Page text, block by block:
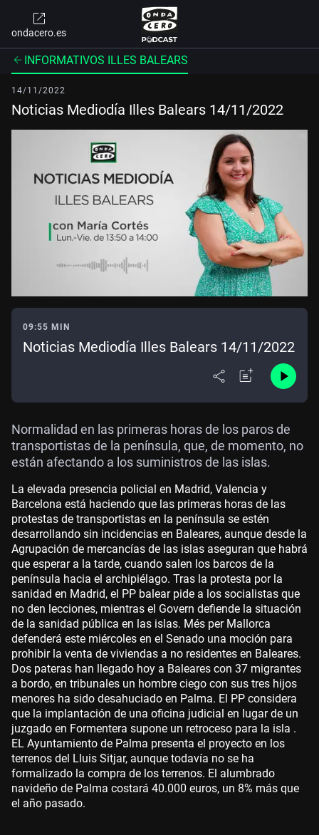
ondacero.es
INFORMATIVOS ILLES BALEARS
14/11/2022
Noticias Mediodía Illes Balears 14/11/2022
09:55 MIN
Noticias Mediodía Illes Balears 14/11/2022
Normalidad en las primeras horas de los paros de
transportistas de la península, que, de momento, no
están afectando a los suministros de las islas.
La elevada presencia policial en Madrid, Valencia y
Barcelona está haciendo que las primeras horas de las
protestas de transportistas en la península se estén
desarrollando sin incidencias en Baleares, aunque desde la
Agrupación de mercancías de las islas aseguran que habrá
que esperar a la tarde, cuando salen los barcos de la
península hacia el archipiélago. Tras la protesta por la
sanidad en Madrid, el PP balear pide a los socialistas que
no den lecciones, mientras el Govern defiende la situación
de la sanidad pública en las islas. Més per Mallorca
defenderá este miércoles en el Senado una moción para
prohibir la venta de viviendas a no residentes en Baleares.
Dos pateras han llegado hoy a Baleares con 37 migrantes
a bordo, en tribunales un hombre ciego con sus tres hijos
menores ha sido desahuciado en Palma. El PP considera
que la implantación de una oficina judicial en lugar de un
juzgado en Formentera supone un retroceso para la isla .
EL Ayuntamiento de Palma presenta el proyecto en los
terrenos del Lluis Sitjar, aunque todavía no se ha
formalizado la compra de los terrenos. El alumbrado
navideño de Palma costará 40.000 euros, un 8% más que
el año pasado.